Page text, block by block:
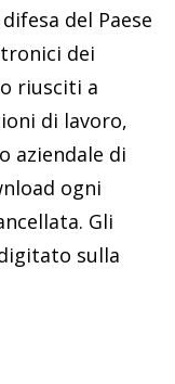
del Paese
dei
riusciti a
di lavoro,
aziendale di
ogni
Gli
sulla